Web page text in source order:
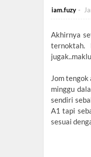
iam.fuzy
Akhirnya
Jom
minggu
sendiri
A1 tapi
sesuai